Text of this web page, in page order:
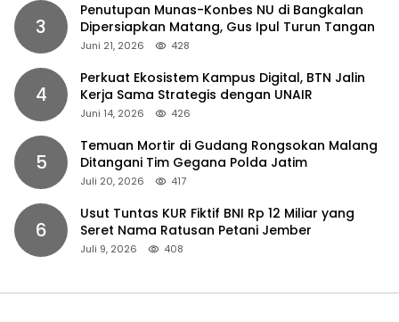
3
Penutupan Munas-Konbes NU di Bangkalan
Dipersiapkan Matang, Gus Ipul Turun Tangan
Juni 21, 2026 428
4
Perkuat Ekosistem Kampus Digital, BTN Jalin
Kerja Sama Strategis dengan UNAIR
Juni 14, 2026 426
5
Temuan Mortir di Gudang Rongsokan Malang
Ditangani Tim Gegana Polda Jatim
Juli 20, 2026 417
6
Usut Tuntas KUR Fiktif BNI Rp 12 Miliar yang
Seret Nama Ratusan Petani Jember
Juli 9, 2026 408